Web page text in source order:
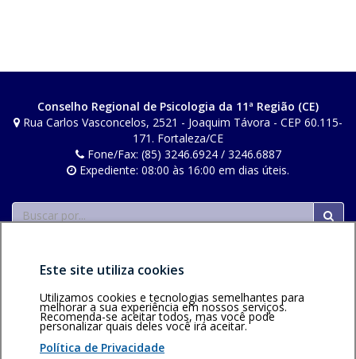
Conselho Regional de Psicologia da 11ª Região (CE)
Rua Carlos Vasconcelos, 2521 - Joaquim Távora - CEP 60.115-
171. Fortaleza/CE
Fone/Fax: (85) 3246.6924 / 3246.6887
Expediente: 08:00 às 16:00 em dias úteis.
Buscar
Área restritaPolítica de
privacidadePersonalização
Voltar ao topo
Este site utiliza cookies
Utilizamos cookies e tecnologias semelhantes para
melhorar a sua experiência em nossos serviços.
Recomenda-se aceitar todos, mas você pode
personalizar quais deles você irá aceitar.
Política de Privacidade